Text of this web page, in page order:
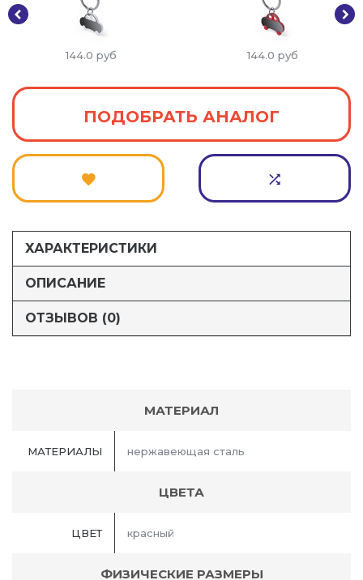
144.0 руб 144.0 руб
ПОДОБРАТЬ АНАЛОГ
ХАРАКТЕРИСТИКИ
ОПИСАНИЕ
ОТЗЫВОВ (0)
МАТЕРИАЛ
МАТЕРИАЛЫ нержавеющая сталь
ЦВЕТА
ЦВЕТ красный
ФИЗИЧЕСКИЕ РАЗМЕРЫ